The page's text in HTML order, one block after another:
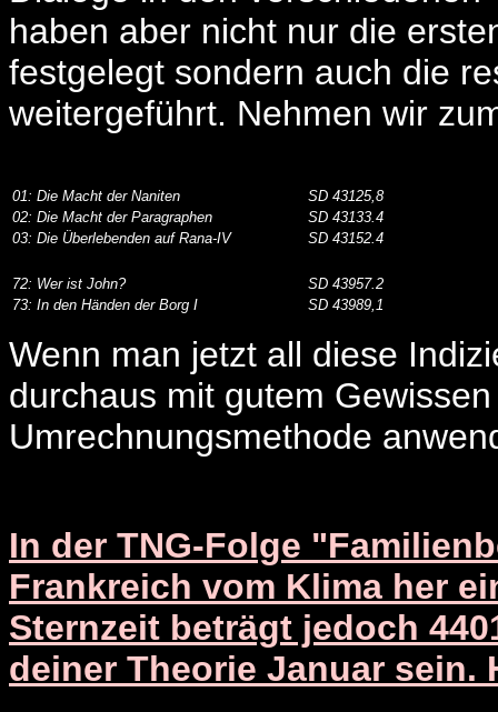
haben aber nicht nur die
festgelegt sondern auch die
weitergeführt. Nehmen wir
01: Die Macht der Naniten
SD 43125,8
02: Die Macht der Paragraphen
SD 43133.4
03: Die Überlebenden auf Rana-IV
SD 43152.4
72: Wer ist John?
SD 43957.2
73: In den Händen der Borg I
SD 43989,1
Wenn man jetzt all diese
durchaus mit gutem
Umrechnungsmethode
In der TNG-Folge
Frankreich vom Klima her
Sternzeit beträgt jedoch
deiner Theorie Januar sein.